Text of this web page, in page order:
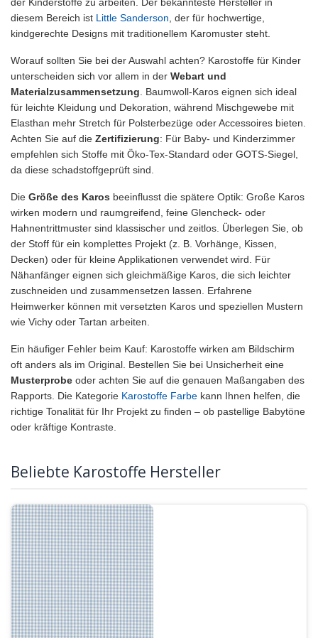
diesem Bereich ist Little Sanderson , der für hochwertige,
kindgerechte Designs mit traditionellem Karomuster steht.
Worauf sollten Sie bei der Auswahl achten? Karostoffe für Kinder
unterscheiden sich vor allem in der Webart und
Materialzusammensetzung . Baumwoll-Karos eignen sich ideal
für leichte Kleidung und Dekoration, während Mischgewebe mit
Elasthan mehr Stretch für Polsterbezüge oder Accessoires bieten.
Achten Sie auf die Zertifizierung: Für Baby- und Kinderzimmer
empfehlen sich Stoffe mit Öko-Tex-Standard oder GOTS-Siegel,
da diese schadstoffgeprüft sind.
Die Größe des Karos beeinflusst die spätere Optik: Große Karos
wirken modern und raumgreifend, feine Glencheck- oder
Hahnentrittmuster sind klassischer und zeitlos. Überlegen Sie, ob
der Stoff für ein komplettes Projekt (z. B. Vorhänge, Kissen,
Decken) oder für kleine Applikationen verwendet wird. Für
Nähanfänger eignen sich gleichmäßige Karos, die sich leichter
zuschneiden und zusammensetzen lassen. Erfahrene
Heimwerker können mit versetzten Karos und speziellen Mustern
wie Vichy oder Tartan arbeiten.
Ein häufiger Fehler beim Kauf: Karostoffe wirken am Bildschirm
oft anders als im Original. Bestellen Sie bei Unsicherheit eine
Musterprobe oder achten Sie auf die genauen Maßangaben des
Rapports. Die Kategorie Karostoffe Farbe kann Ihnen helfen, die
richtige Tonalität für Ihr Projekt zu finden – ob pastellige Babytöne
oder kräftige Kontraste.
Beliebte Karostoffe Hersteller